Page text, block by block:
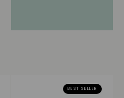
BEST SELLER